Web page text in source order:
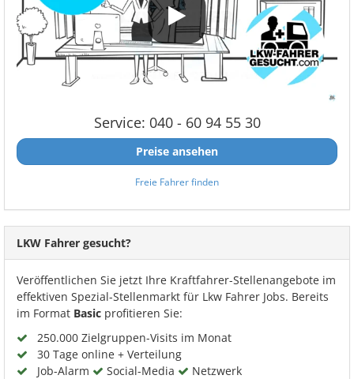
Service: 040 - 60 94 55 30
Preise ansehen
Freie Fahrer finden
LKW Fahrer gesucht?
Veröffentlichen Sie jetzt Ihre Kraftfahrer-Stellenangebote im
effektiven Spezial-Stellenmarkt für Lkw Fahrer Jobs. Bereits
im Format Basic profitieren Sie:
250.000 Zielgruppen-Visits im Monat
30 Tage online + Verteilung
Job-Alarm
Social-Media
Netzwerk